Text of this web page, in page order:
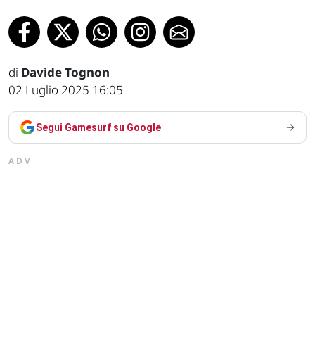
di Davide Tognon
02 Luglio 2025 16:05
Segui Gamesurf su Google
ADV